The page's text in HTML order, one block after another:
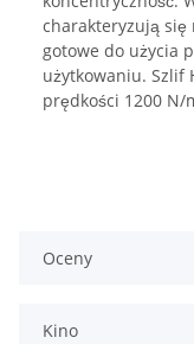
charakteryzują się
gotowe do użycia
użytkowaniu. Szlif
prędkości 1200 N/
Oceny
Kino